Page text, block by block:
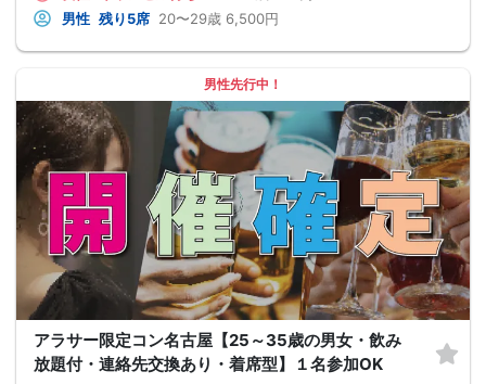
男性 残り5席 20〜29歳 6,500円
男性先行中！
アラサー限定コン名古屋【25～35歳の男女・飲み
放題付・連絡先交換あり・着席型】１名参加OK